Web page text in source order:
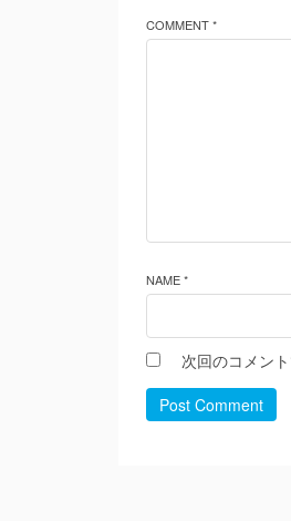
COMMENT *
NAME *
次回のコメン
Post Comment